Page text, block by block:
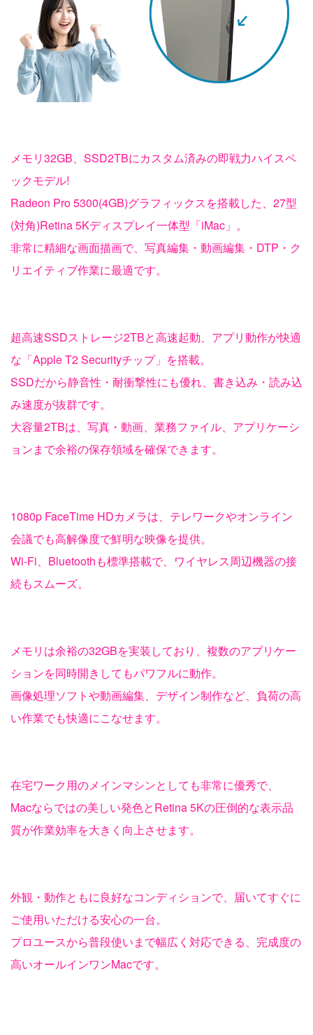
メモリ32GB、SSD2TBにカスタム済みの即戦力ハイスペ
ックモデル!
Radeon Pro 5300(4GB)グラフィックスを搭載した、27型
(対角)Retina 5Kディスプレイ一体型「iMac」。
非常に精細な画面描画で、写真編集・動画編集・DTP・ク
リエイティブ作業に最適です。
超高速SSDストレージ2TBと高速起動、アプリ動作が快適
な「Apple T2 Securityチップ」を搭載。
SSDだから静音性・耐衝撃性にも優れ、書き込み・読み込
み速度が抜群です。
大容量2TBは、写真・動画、業務ファイル、アプリケーシ
ョンまで余裕の保存領域を確保できます。
1080p FaceTime HDカメラは、テレワークやオンライン
会議でも高解像度で鮮明な映像を提供。
Wi-Fi、Bluetoothも標準搭載で、ワイヤレス周辺機器の接
続もスムーズ。
メモリは余裕の32GBを実装しており、複数のアプリケー
ションを同時開きしてもパワフルに動作。
画像処理ソフトや動画編集、デザイン制作など、負荷の高
い作業でも快適にこなせます。
在宅ワーク用のメインマシンとしても非常に優秀で、
Macならではの美しい発色とRetina 5Kの圧倒的な表示品
質が作業効率を大きく向上させます。
外観・動作ともに良好なコンディションで、届いてすぐに
ご使用いただける安心の一台。
プロユースから普段使いまで幅広く対応できる、完成度の
高いオールインワンMacです。